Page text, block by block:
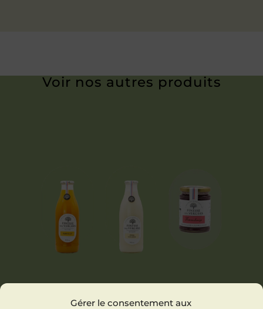
Gérer le consentement aux
Voir nos autres produits